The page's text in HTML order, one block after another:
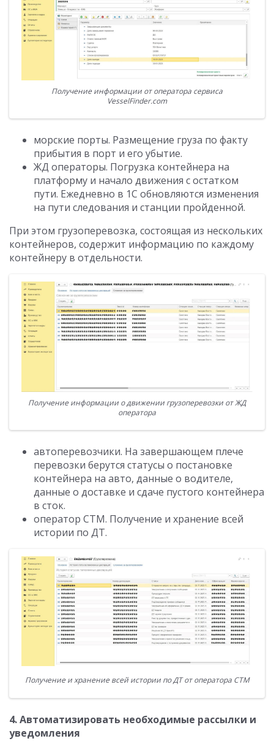
Получение информации от оператора сервиса
VesselFinder.com
морские порты. Размещение груза по факту
прибытия в порт и его убытие.
ЖД операторы. Погрузка контейнера на
платформу и начало движения с остатком
пути. Ежедневно в 1С обновляются изменения
на пути следования и станции пройденной.
При этом грузоперевозка, состоящая из нескольких
контейнеров, содержит информацию по каждому
контейнеру в отдельности.
Получение информации о движении грузоперевозки от ЖД
оператора
автоперевозчики. На завершающем плече
перевозки берутся статусы о постановке
контейнера на авто, данные о водителе,
данные о доставке и сдаче пустого контейнера
в сток.
оператор СТМ. Получение и хранение всей
истории по ДТ.
Получение и хранение всей истории по ДТ от оператора СТМ
4. Автоматизировать необходимые рассылки и
уведомления